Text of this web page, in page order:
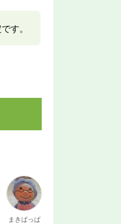
す。
まきばっぱ